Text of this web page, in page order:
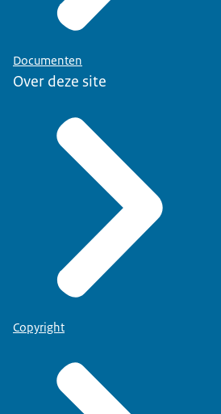
Documenten
Over deze site
Copyright